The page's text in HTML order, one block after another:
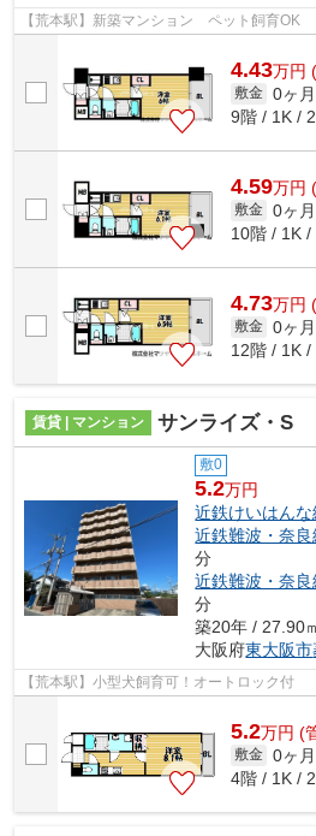
【荒本駅】新築マンション ペット飼育OK
4.43万円
敷金 0ヶ月
9階 / 1K /
4.59万円
敷金 0ヶ月
10階 / 1K /
4.73万円
敷金 0ヶ月
12階 / 1K /
賃貸 | マンション サンライズ・S
敷0
5.2万円
近鉄けいはんな
近鉄難波・奈良
分
近鉄難波・奈良
分
築20年 / 27.90
大阪府東大阪市
【荒本駅】小型犬飼育可！オートロック付
5.2万円 (
敷金 0ヶ月
4階 / 1K /